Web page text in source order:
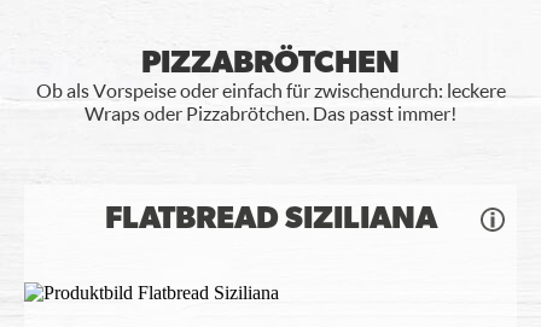
PIZZABRÖTCHEN
Ob als Vorspeise oder einfach für zwischendurch: leckere
Wraps oder Pizzabrötchen. Das passt immer!
FLATBREAD SIZILIANA